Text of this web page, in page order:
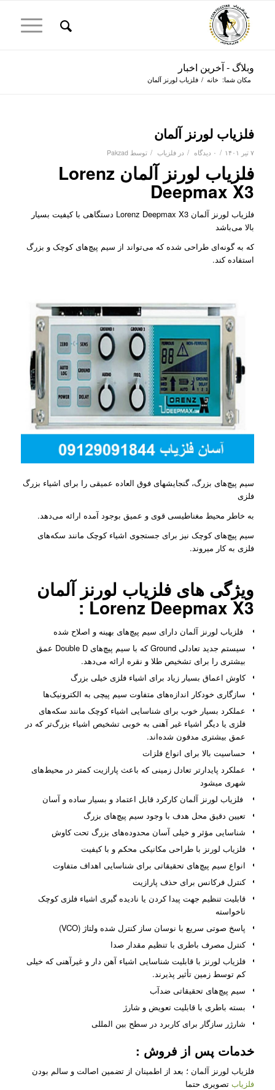
وبلاگ - آخرین اخبار
مکان شما: خانه / فلزیاب لورنز آلمان
فلزیاب لورنز آلمان
۷ تیر ۱۴۰۱ / ۰ دیدگاه / در فلزیاب / توسط Pakzad
فلزیاب لورنز آلمان Lorenz
Deepmax X3
فلزیاب لورنز آلمان Lorenz Deepmax X3 دستگاهی با کیفیت بسیار
بالا می‌باشد
که به گونه‌ای طراحی شده که می‌تواند از سیم پیچ‌های کوچک و بزرگ
استفاده کند.
سیم پیچ‌های بزرگ، گنجایشهای فوق العاده عمیقی را برای اشیاء بزرگ
فلزی
به خاطر محیط مغناطیسی قوی و عمیق بوجود آمده ارائه می‌دهد.
سیم پیچ‌های کوچک نیز برای جستجوی اشیاء کوچک مانند سکه‌های
فلزی به کار میروند.
ویژگی های فلزیاب لورنز آلمان
Lorenz Deepmax X3
:
فلزیاب لورنز آلمان دارای سیم پیچ‌های بهینه و اصلاح شده
سیستم جدید تعادلی Ground که با سیم پیچ‌های Double D عمق
بیشتری را برای تشخیص طلا و نقره ارائه می‌دهد.
کاوش اعماق بسیار زیاد برای اشیاء فلزی خیلی بزرگ
سازگاری خودکار اندازه‌های متفاوت سیم پیچی به الکترونیک‌ها
عملکرد بسیار خوب برای شناسایی اشیاء کوچک مانند سکه‌های
فلزی یا دیگر اشیاء غیر آهنی به خوبی تشخیص اشیاء بزرگ‌تر که در
عمق بیشتری مدفون شده‌اند.
حساسیت بالا برای انواع فلزات
عملکرد پایدا‌رتر تعادل زمینی که باعث پارازیت کمتر در محیط‌های
شهری میشود
فلزیاب لورنز آلمان کارکرد قابل اعتماد و بسیار ساده و آسان
تعیین دقیق محل هدف با وجود سیم پیچ‌های بزرگ
شناسایی مؤثر و خیلی آسان محدوده‌های بزرگ تحت کاوش
فلزیاب لورنز با طراحی مکانیکی محکم و با کیفیت
انواع سیم پیچ‌های تحقیقاتی برای شناسایی اهداف متفاوت
کنترل فرکانس برای حذف پارازیت
قابلیت تنظیم جهت پیدا کردن یا نادیده گیری اشیاء فلزی کوچک
ناخواسته
پاسخ صوتی سریع با نوسان ساز کنترل شده ولتاژ (VCO)
کنترل مصرف باطری با تنظیم مقدار صدا
فلزیاب لورنز با قابلیت شناسایی اشیاء آهن دار و غیرآهنی که خیلی
کم توسط زمین تأثیر پذیرند.
سیم پیچ‌های تحقیقاتی ضدآب
بسته باطری با قابلیت تعویض و شارژ
شارژر سازگار برای کاربرد در سطح بین المللی
خدمات پس از فروش :
فلزیاب لورنز آلمان ؛ بعد از اطمینان از تضمین اصالت و سالم بودن
فلزیابتصویری حتما